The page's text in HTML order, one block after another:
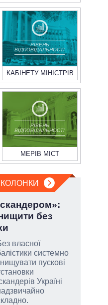
РІВЕНЬ
ВІДПОВІДАЛЬНОСТІ
КАБІНЕТУ МІНІСТРІВ
РІВЕНЬ
ВІДПОВІДАЛЬНОСТІ
МЕРІВ МІСТ
без
власної
системно
пускові
Україні